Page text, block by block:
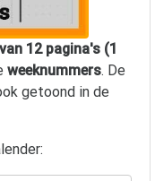
12 pagina's (1
weeknummers. De
getoond in de